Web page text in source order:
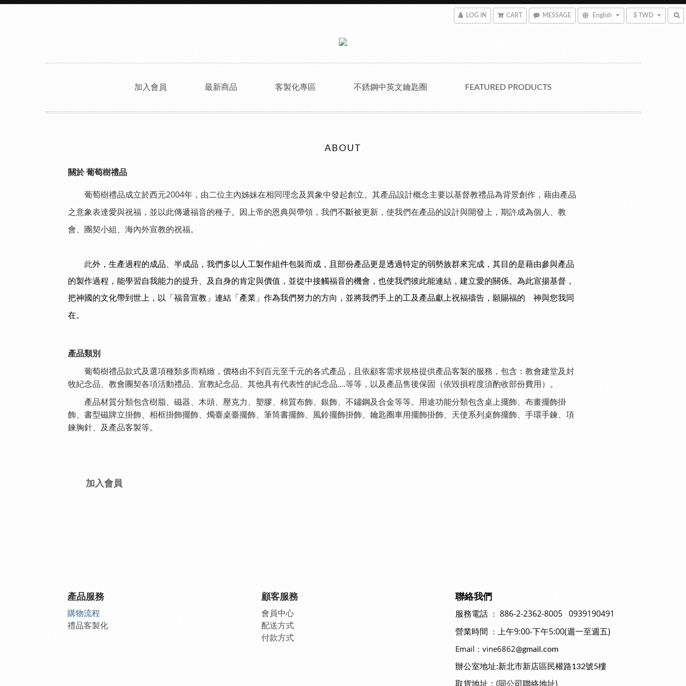
LOG IN CART MESSAGE English $ TWD
加入會員 最新商品 客製化專區 不銹鋼中英文鑰匙圈 FEATURED PRODUCTS
ABOUT
關於 葡萄樹禮品
葡萄樹禮品成立於西元2004年，由二位主內姊妹在相同理念及異象中發起創立。其產品設計概念主要以基督教禮品為背景創作，藉由產品
之意象表達愛與祝福，並以此傳遞福音的種子。因上帝的恩典與帶領，我們不斷被更新，使我們在產品的設計與開發上，期許成為個人、教
會、團契小組、海內外宣教的祝福。
此外，生產過程的成品、半成品，我們多以人工製作組件包裝而成，且部份產品更是透過特定的弱勢族群來完成，其目的是藉由參與產品
的製作過程，能學習自我能力的提升、及自身的肯定與價值，並從中接觸福音的機會，也使我們彼此能連結，建立愛的關係。為此宣揚基督，
把神國的文化帶到世上，以「福音宣教」連結「產業」作為我們努力的方向，並將我們手上的工及產品獻上祝福禱告，願賜福的 神與您我同
在。
產品類別
葡萄樹禮品款式及選項種類多而精緻，價格由不到百元至千元的各式產品，且依顧客需求規格提供產品客製的服務，包含：教會建堂及封
牧紀念品、教會團契各項活動禮品、宣教紀念品、其他具有代表性的紀念品….等等，以及產品售後保固（依毀損程度須酌收部份費用）。
產品材質分類包含樹脂、磁器、木頭、壓克力、塑膠、棉質布飾、銀飾、不鏽鋼及合金等等。用途功能分類包含桌上擺飾、布畫擺飾掛
飾、書型磁牌立掛飾、相框掛飾擺飾、燭臺桌臺擺飾、筆筒書擺飾、風鈴擺飾掛飾、鑰匙圈車用擺飾掛飾、天使系列桌飾擺飾、手環手鍊、項
鍊胸針、及產品客製等。
加入會員
產品服務
購物流程
禮品客製化
顧客服務
會員中心
配送方式
付款方式
聯絡我們
服務電話 ： 886-2-2362-8005 0939190491
營業時間 ： 上午9:00-下午5:00(週一至週五)
Email：vine6862@gmail.com
辦公室地址:新北市新店區民權路132號5樓
取貨地址：(同公司聯絡地址)